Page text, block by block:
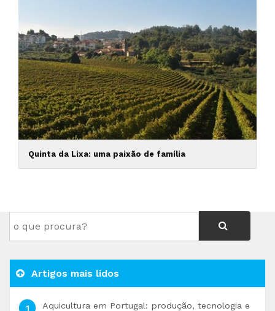
Quinta da Lixa: uma paixão de família
Artigos mais lidos
Aquicultura em Portugal: produção, tecnologia e